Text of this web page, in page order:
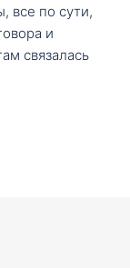
все по сути,
и
связалась
т.д. После
Сергей с